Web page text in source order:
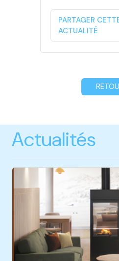
PARTAGER
ACTUALITÉ
Actualités